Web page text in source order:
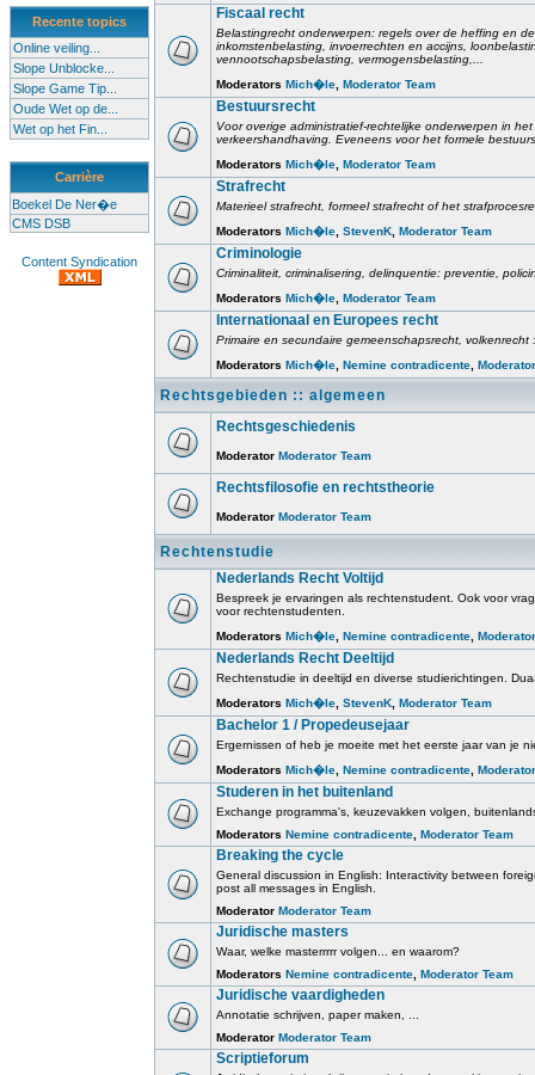
Recente topics
Online veiling...
Slope Unblocke...
Slope Game Tip...
Oude Wet op de...
Wet op het Fin...
Carrière
Boekel De Ner�e
CMS DSB
Content Syndication
Fiscaal recht
Belastingrecht onderwerpen: regels over de heffing en
inkomstenbelasting, invoerrechten en accijns,
vennootschapsbelasting, vermogensbelasting,...
Moderators Mich�le Moderator Team
Bestuursrecht
Voor overige administratief-rechtelijke onderwerpen in
verkeershandhaving. Eveneens voor het formele
Moderators Mich�le Moderator Team
Strafrecht
Materieel strafrecht, formeel strafrecht of het
Moderators Mich�le StevenK Moderator Team
Criminologie
Criminaliteit, criminalisering, delinquentie: preventie,
Moderators Mich�le Moderator Team
Internationaal en Europees recht
Primaire en secundaire gemeenschapsrecht,
Moderators Mich�le Nemine contradicente
Rechtsgebieden :: algemeen
Rechtsgeschiedenis
Moderator Moderator Team
Rechtsfilosofie en rechtstheorie
Moderator Moderator Team
Rechtenstudie
Nederlands Recht Voltijd
Bespreek je ervaringen als rechtenstudent. Ook voor
voor rechtenstudenten.
Moderators Mich�le Nemine contradicente
Nederlands Recht Deeltijd
Rechtenstudie in deeltijd en diverse studierichtingen.
Moderators Mich�le StevenK Moderator Team
Bachelor 1 / Propedeusejaar
Ergernissen of heb je moeite met het eerste jaar van je
Moderators Mich�le Nemine contradicente
Studeren in het buitenland
Exchange programma's, keuzevakken volgen,
Moderators Nemine contradicente Moderator Team
Breaking the cycle
General discussion in English: Interactivity between
post all messages in English.
Moderator Moderator Team
Juridische masters
Waar, welke masterrrrr volgen... en waarom?
Moderators Nemine contradicente Moderator Team
Juridische vaardigheden
Annotatie schrijven, paper maken, ...
Moderator Moderator Team
Scriptieforum